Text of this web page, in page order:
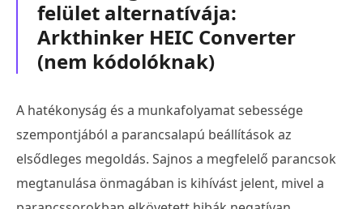
felület alternatívája:
Arkthinker HEIC Converter
(nem kódolóknak)
A hatékonyság és a munkafolyamat sebessége
szempontjából a parancsalapú beállítások az
elsődleges megoldás. Sajnos a megfelelő parancsok
megtanulása önmagában is kihívást jelent, mivel a